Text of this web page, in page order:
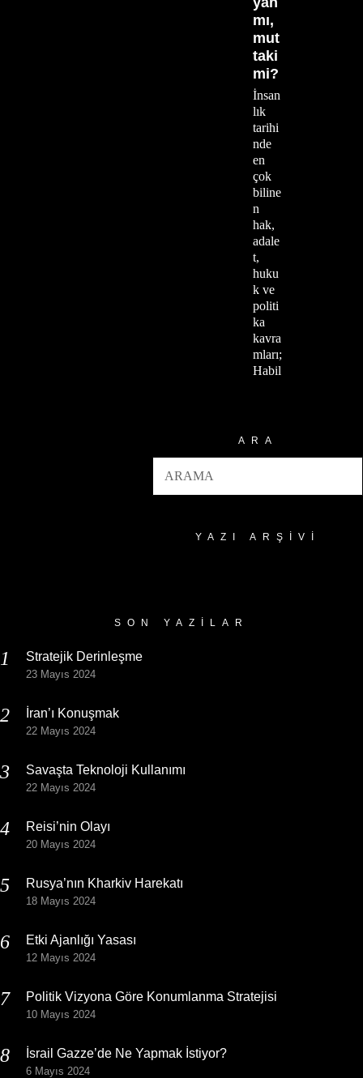
mı,
mut
taki
mi?
İnsan
lık
tarihi
nde
en
çok
biline
n
hak,
adale
t,
huku
k ve
politi
ka
kavra
mları;
Habil
ARA
YAZI ARŞIVI
SON YAZILAR
Stratejik Derinleşme
23 Mayıs 2024
İran’ı Konuşmak
22 Mayıs 2024
Savaşta Teknoloji Kullanımı
22 Mayıs 2024
Reisi’nin Olayı
20 Mayıs 2024
Rusya’nın Kharkiv Harekatı
18 Mayıs 2024
Etki Ajanlığı Yasası
12 Mayıs 2024
Politik Vizyona Göre Konumlanma Stratejisi
10 Mayıs 2024
İsrail Gazze’de Ne Yapmak İstiyor?
6 Mayıs 2024